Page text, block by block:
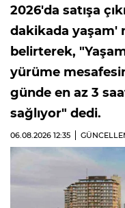
2026'da satışa
dakikada yaşam'
belirterek,
yürüme
günde en az 3
sağlıyor" dedi.
06.08.2026 12:35